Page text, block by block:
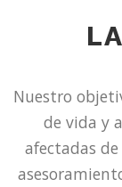
Nuestro
de vida y
afectadas